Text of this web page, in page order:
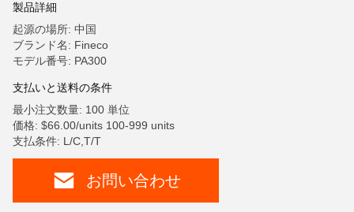
製品詳細
起源の場所: 中国
ブランド名: Fineco
モデル番号: PA300
支払いと送料の条件
最小注文数量: 100 単位
価格: $66.00/units 100-999 units
支払条件: L/C,T/T
お問い合わせ